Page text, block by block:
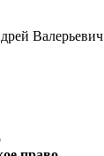
Валерьевич